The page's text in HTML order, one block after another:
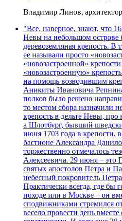
Владимир Линов, архитектор
"Все, наверное, знают, что
Невы на небольшом острове
деревоземляная крепость. В
ее называли просто
«новозастроенной»
«новозастроенную»
на помощь возводившим
Аникиты Ивановича
полков было решено
то местом сбора назначили
крепость в дельте Невы,
а Шлотбург, бывший
июня 1703 года в крепости,
бастионе Александра
торжественно отмечалось
Алексеевича. 29 июня – это
святых апостолов Петра и
небесный покровитель
Практически всегда, где бы
походе или в Москве – он
сподвижниками стремился
весело провести день